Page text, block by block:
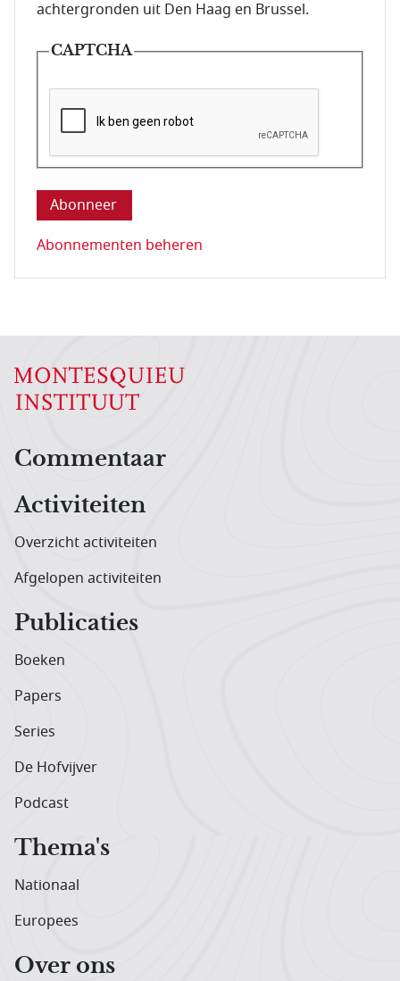
achtergronden uit Den Haag en Brussel.
CAPTCHA
Deze vraag is om te controleren dat u een mens
Abonnementen beheren
Hoofdnavigatiemenu
Commentaar
Activiteiten
Overzicht activiteiten
Afgelopen activiteiten
Publicaties
Boeken
Papers
Series
De Hofvijver
Podcast
Thema's
Nationaal
Europees
Over ons